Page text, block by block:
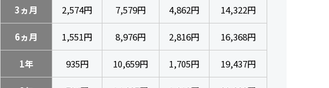
3ヵ月 2,574円 7,579円 4,862円 14,322円
6ヵ月 1,551円 8,976円 2,816円 16,368円
1年 935円 10,659円 1,705円 19,437円